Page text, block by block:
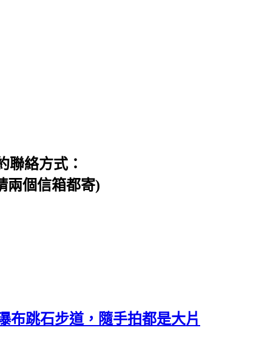
聯絡方式：
兩個信箱都寄)
布跳石步道，隨手拍都是大片